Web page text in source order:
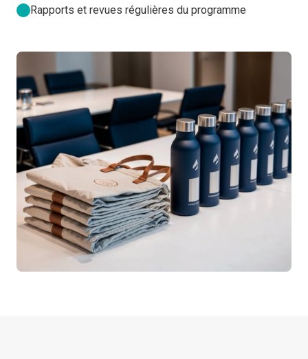
Rapports et revues régulières du programme